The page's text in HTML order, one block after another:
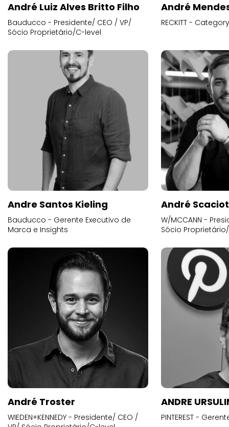
André Luiz Alves Britto Filho
Bauducco - Presidente/ CEO / VP/
Sócio Proprietário/C-level
André
RECKITT -
Andre Santos Kieling
Bauducco - Gerente Executivo de
Marca e Insights
André
W/MCCANN -
Sócio
André Troster
WIEDEN+KENNEDY - Presidente/ CEO /
ANDRE
PINTEREST -